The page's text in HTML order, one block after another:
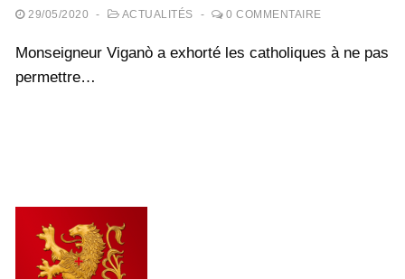
29/05/2020 - ACTUALITÉS - 0 COMMENTAIRE
Monseigneur Viganò a exhorté les catholiques à ne pas
permettre…